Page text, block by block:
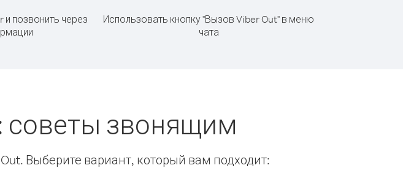
и позвонить через
Использовать кнопку "Вызов Viber Out" в меню
чата
советы звонящим
Выберите вариант, который вам подходит: